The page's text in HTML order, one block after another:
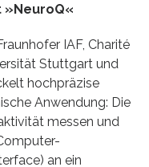
»NeuroQ«
IAF, Charité
Stuttgart und
hochpräzise
Anwendung: Die
messen und
an ein